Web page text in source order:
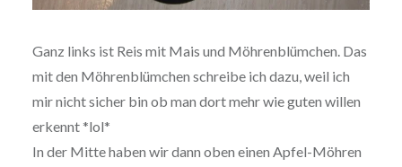
Ganz links ist Reis mit Mais und Möhrenblümchen. Das
mit den Möhrenblümchen schreibe ich dazu, weil ich
mir nicht sicher bin ob man dort mehr wie guten willen
erkennt *lol*
In der Mitte haben wir dann oben einen Apfel-Möhren